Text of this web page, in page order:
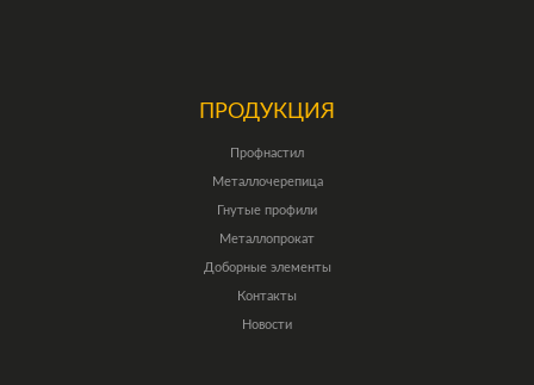
ПРОДУКЦИЯ
Профнастил
Металлочерепица
Гнутые профили
Металлопрокат
Доборные элементы
Контакты
Новости